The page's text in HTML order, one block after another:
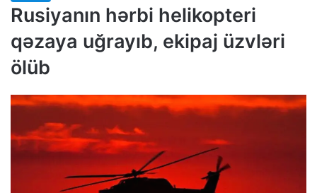
Rusiyanın hərbi helikopteri
qəzaya uğrayıb, ekipaj üzvləri
ölüb